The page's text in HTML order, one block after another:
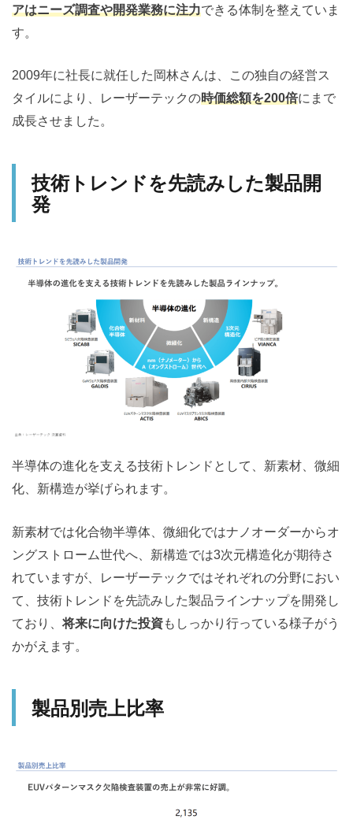
アはニーズ調査や開発業務に注力できる体制を整えていま
す。
2009年に社長に就任した岡林さんは、この独自の経営ス
タイルにより、レーザーテックの時価総額を200倍にまで
成長させました。
技術トレンドを先読みした製品開
発
半導体の進化を支える技術トレンドとして、新素材、微細
化、新構造が挙げられます。
新素材では化合物半導体、微細化ではナノオーダーからオ
ングストローム世代へ、新構造では3次元構造化が期待さ
れていますが、レーザーテックではそれぞれの分野におい
て、技術トレンドを先読みした製品ラインナップを開発し
ており、将来に向けた投資もしっかり行っている様子がう
かがえます。
製品別売上比率